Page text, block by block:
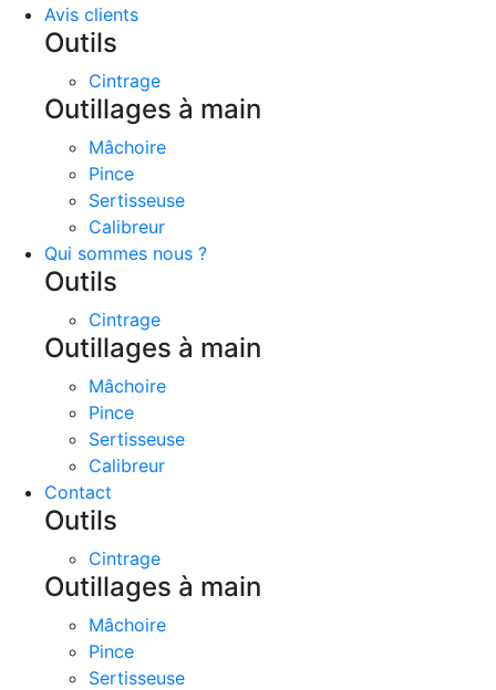
Avis clients
Outils
Cintrage
Outillages à main
Mâchoire
Pince
Sertisseuse
Calibreur
Qui sommes nous ?
Outils
Cintrage
Outillages à main
Mâchoire
Pince
Sertisseuse
Calibreur
Contact
Outils
Cintrage
Outillages à main
Mâchoire
Pince
Sertisseuse